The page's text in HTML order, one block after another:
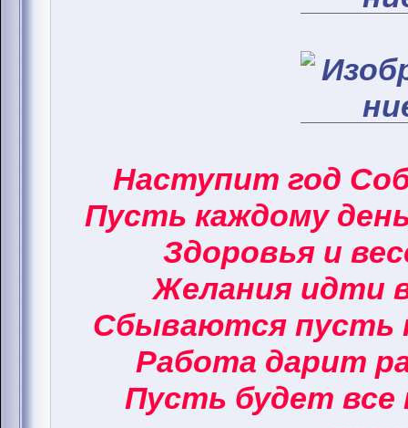
Наступит год
Пусть каждому
Здоровья и
Желания идти
Сбываются пусть
Работа дарит
Пусть будет все